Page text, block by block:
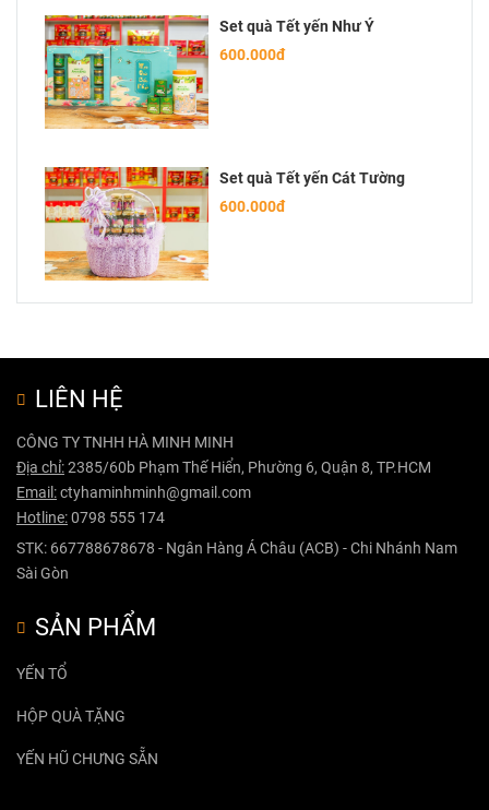
Set quà Tết yến Như Ý
600.000đ
Set quà Tết yến Cát Tường
600.000đ
LIÊN HỆ
CÔNG TY TNHH HÀ MINH MINH
Địa chỉ:2385/60b Phạm Thế Hiển, Phường 6, Quận 8, TP.HCM
Email:ctyhaminhminh@gmail.com
Hotline:0798 555 174
STK: 667788678678 - Ngân Hàng Á Châu (ACB) - Chi Nhánh Nam
Sài Gòn
SẢN PHẨM
YẾN TỔ
HỘP QUÀ TẶNG
YẾN HŨ CHƯNG SẴN